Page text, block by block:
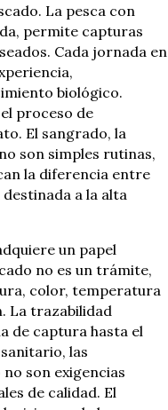
La pesca con
permite capturas
Cada jornada en
biológico.
proceso de
El sangrado, la
son simples rutinas,
la diferencia entre
a la alta
un papel
no es un trámite,
color, temperatura
La trazabilidad
de captura hasta el
las
son exigencias
de calidad. El